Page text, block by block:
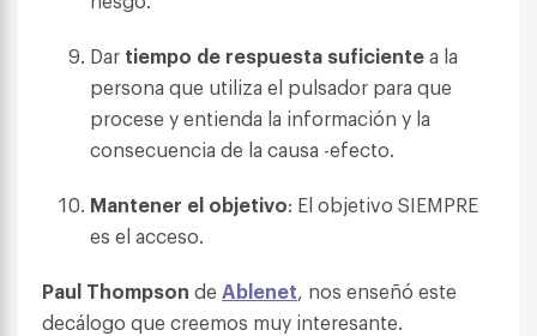
Dar tiempo de respuesta suficientea la
persona que utiliza el pulsador para que
procese y entienda la información y la
consecuencia de la causa -efecto.
Mantener el objetivo: El objetivo SIEMPRE
es el acceso.
Paul Thompson de Ablenet, nos enseñó este
decálogo que creemos muy interesante.